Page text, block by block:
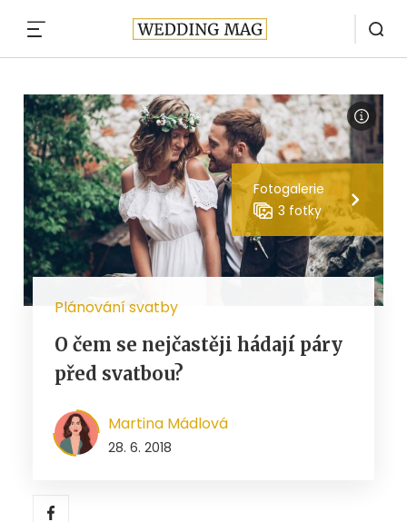
Fotogalerie
3 fotky
Plánování svatby
O čem se nejčastěji hádají páry
před svatbou?
Martina Mádlová
28. 6. 2018